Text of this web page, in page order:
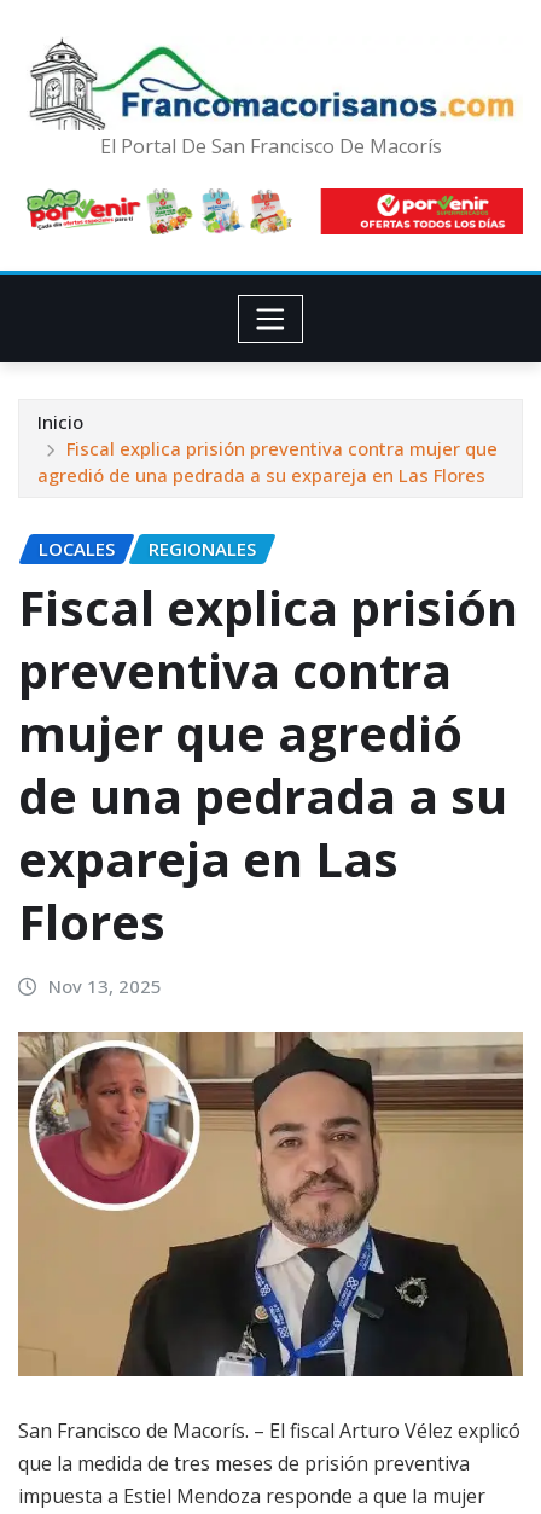
El Portal De San Francisco De Macorís
Inicio
Fiscal explica prisión preventiva contra mujer que
agredió de una pedrada a su expareja en Las Flores
LOCALES REGIONALES
Fiscal explica prisión
preventiva contra
mujer que agredió
de una pedrada a su
expareja en Las
Flores
Nov 13, 2025
San Francisco de Macorís. – El fiscal Arturo Vélez explicó
que la medida de tres meses de prisión preventiva
impuesta a Estiel Mendoza responde a que la mujer